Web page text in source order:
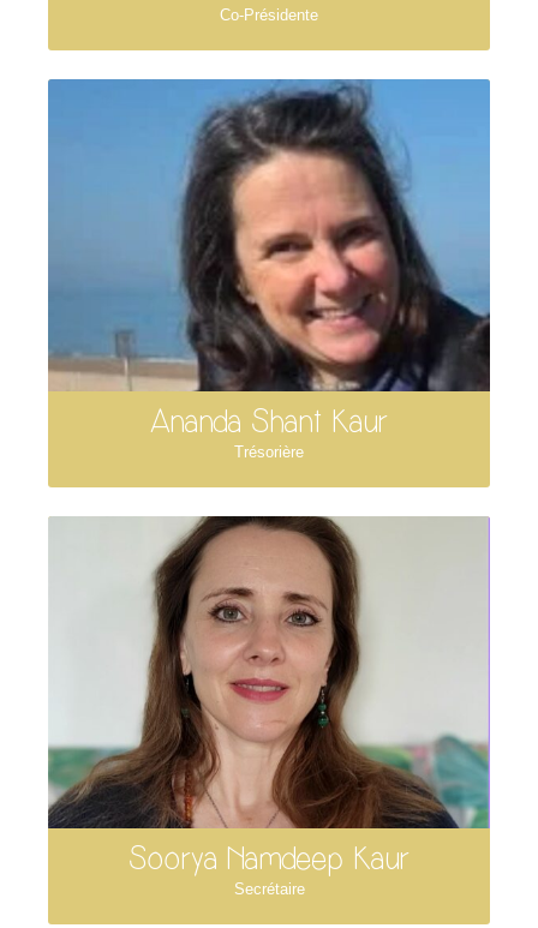
Co-Présidente
Ananda Shant Kaur
Trésorière
Soorya Namdeep Kaur
Secrétaire